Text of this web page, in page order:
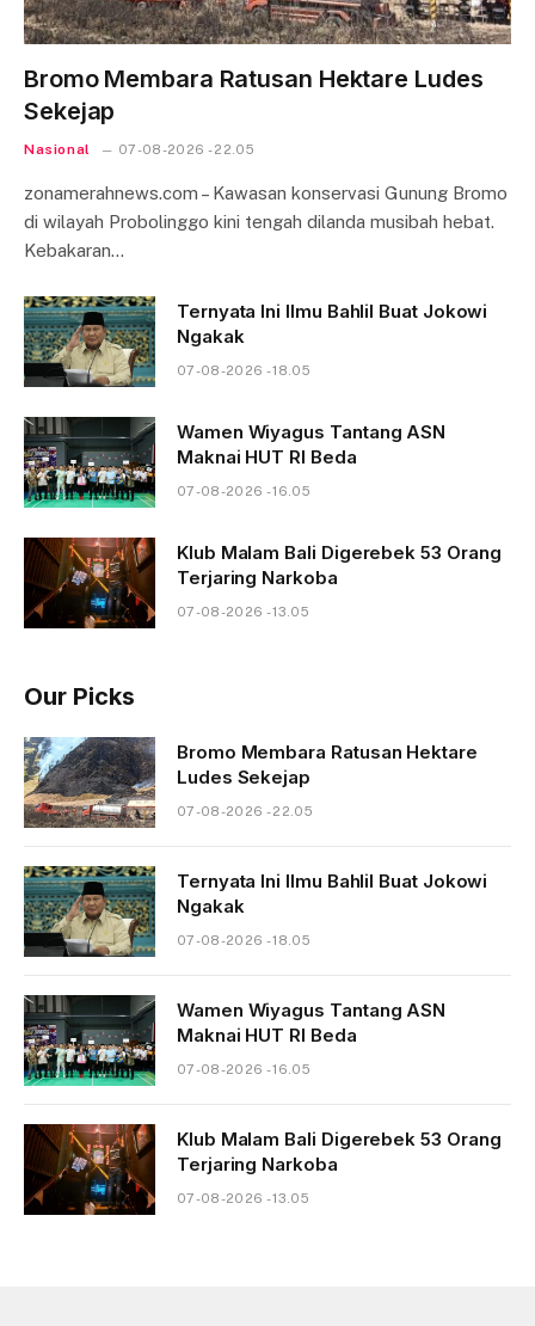
Bromo Membara Ratusan Hektare Ludes
Sekejap
Nasional 07-08-2026 - 22.05
zonamerahnews.com – Kawasan konservasi Gunung Bromo
di wilayah Probolinggo kini tengah dilanda musibah hebat.
Kebakaran…
Ternyata Ini Ilmu Bahlil Buat Jokowi
Ngakak
07-08-2026 - 18.05
Wamen Wiyagus Tantang ASN
Maknai HUT RI Beda
07-08-2026 - 16.05
Klub Malam Bali Digerebek 53 Orang
Terjaring Narkoba
07-08-2026 - 13.05
Our Picks
Bromo Membara Ratusan Hektare
Ludes Sekejap
07-08-2026 - 22.05
Ternyata Ini Ilmu Bahlil Buat Jokowi
Ngakak
07-08-2026 - 18.05
Wamen Wiyagus Tantang ASN
Maknai HUT RI Beda
07-08-2026 - 16.05
Klub Malam Bali Digerebek 53 Orang
Terjaring Narkoba
07-08-2026 - 13.05